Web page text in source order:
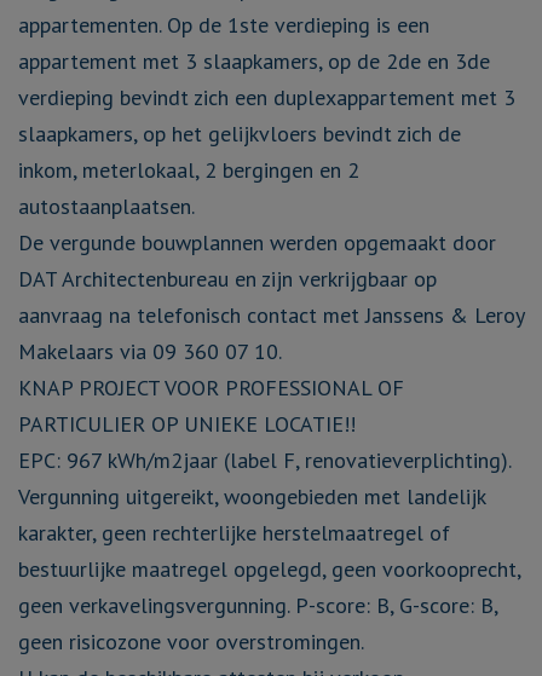
appartementen. Op de 1ste verdieping is een
appartement met 3 slaapkamers, op de 2de en 3de
verdieping bevindt zich een duplexappartement met 3
slaapkamers, op het gelijkvloers bevindt zich de
inkom, meterlokaal, 2 bergingen en 2
autostaanplaatsen.
De vergunde bouwplannen werden opgemaakt door
DAT Architectenbureau en zijn verkrijgbaar op
aanvraag na telefonisch contact met Janssens & Leroy
Makelaars via 09 360 07 10.
KNAP PROJECT VOOR PROFESSIONAL OF
PARTICULIER OP UNIEKE LOCATIE!!
EPC: 967 kWh/m2jaar (label F, renovatieverplichting).
Vergunning uitgereikt, woongebieden met landelijk
karakter, geen rechterlijke herstelmaatregel of
bestuurlijke maatregel opgelegd, geen voorkooprecht,
geen verkavelingsvergunning. P-score: B, G-score: B,
geen risicozone voor overstromingen.